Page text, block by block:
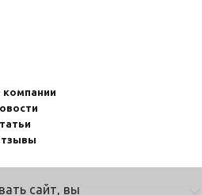
компании
сайт, вы